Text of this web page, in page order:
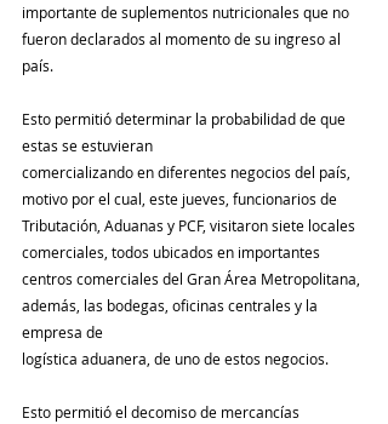
importante de suplementos nutricionales que no
fueron declarados al momento de su ingreso al
país.
Esto permitió determinar la probabilidad de que
estas se estuvieran
comercializando en diferentes negocios del país,
motivo por el cual, este jueves, funcionarios de
Tributación, Aduanas y PCF, visitaron siete locales
comerciales, todos ubicados en importantes
centros comerciales del Gran Área Metropolitana,
además, las bodegas, oficinas centrales y la
empresa de
logística aduanera, de uno de estos negocios.
Esto permitió el decomiso de mercancías